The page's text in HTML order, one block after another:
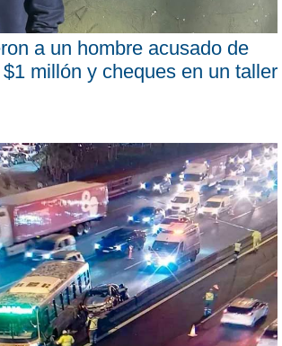
a un hombre acusado de
millón y cheques en un taller